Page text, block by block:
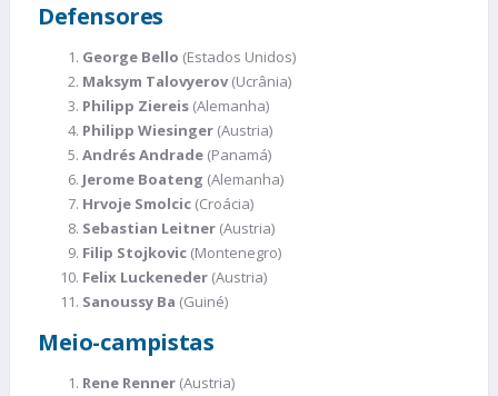
Defensores
George Bello (Estados Unidos)
Maksym Talovyerov(Ucrânia)
Philipp Ziereis (Alemanha)
Philipp Wiesinger (Austria)
Andrés Andrade (Panamá)
Jerome Boateng (Alemanha)
Hrvoje Smolcic (Croácia)
Sebastian Leitner (Austria)
Filip Stojkovic (Montenegro)
Felix Luckeneder (Austria)
Sanoussy Ba (Guiné)
Meio-campistas
Rene Renner (Austria)